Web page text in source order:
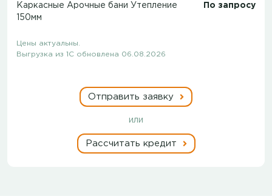
Каркасные Арочные бани Утепление
150мм
По запросу
Цены актуальны.
Выгрузка из 1С обновлена 06.08.2026
Отправить заявку
или
Рассчитать кредит